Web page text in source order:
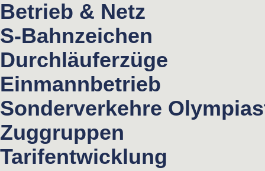
Betrieb & Netz
S-Bahnzeichen
Durchläuferzüge
Einmannbetrieb
Sonderverkehre
Zuggruppen
Tarifentwicklung